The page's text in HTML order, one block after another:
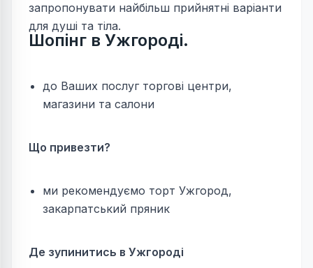
запропонувати найбільш прийнятні варіанти
для душі та тіла.
Шопінг в Ужгороді.
до Ваших послуг торгові центри,
магазини та салони
Що привезти?
ми рекомендуємо торт Ужгород,
закарпатський пряник
Де зупинитись в Ужгороді